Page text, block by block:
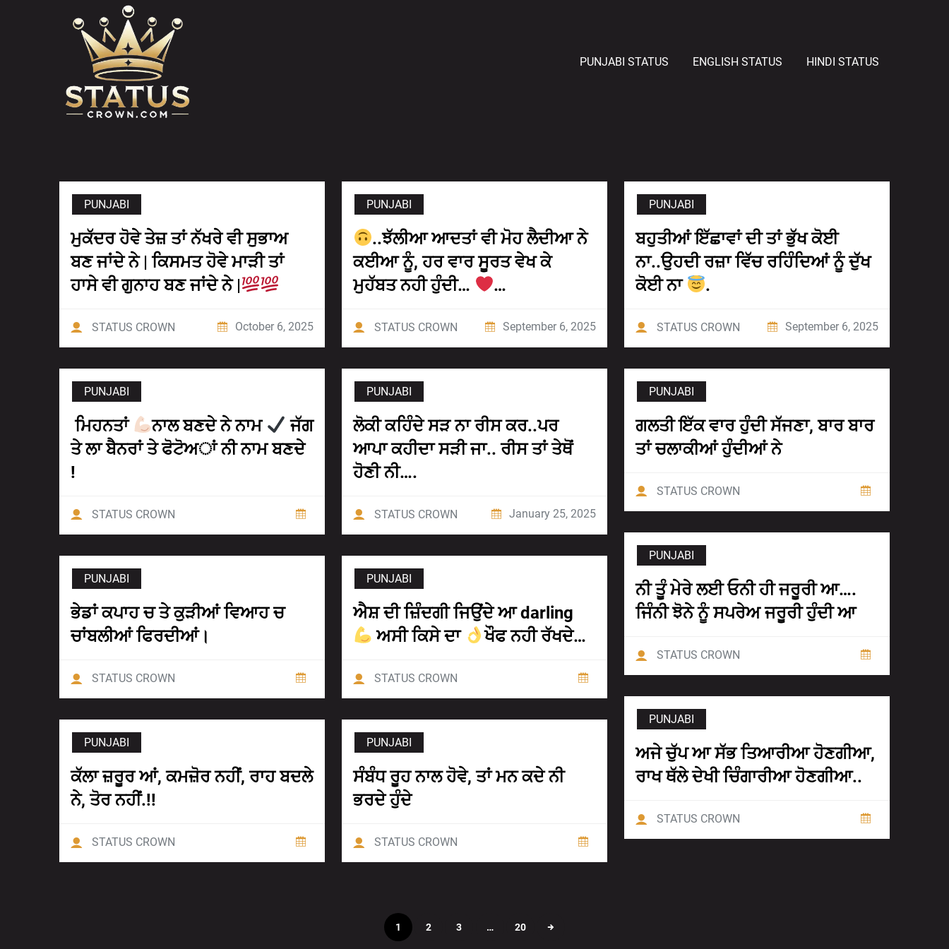
PUNJABI STATUS
ENGLISH STATUS HINDI STATUS
PUNJABI
ਮੁਕੱਦਰ ਹੋਵੇ ਤੇਜ਼ ਤਾਂ ਨੱਖਰੇ ਵੀ ਸੁਭਾਅ
ਬਣ ਜਾਂਦੇ ਨੇ | ਕਿਸਮਤ ਹੋਵੇ ਮਾੜੀ ਤਾਂ
ਹਾਸੇ ਵੀ ਗੁਨਾਹ ਬਣ ਜਾਂਦੇ ਨੇ |
STATUS CROWN October 6, 2025
PUNJABI
..ਝੱਲੀਆ ਆਦਤਾਂ ਵੀ ਮੋਹ ਲੈਦੀਆ ਨੇ
ਕਈਆ ਨੂੰ, ਹਰ ਵਾਰ ਸੂਰਤ ਵੇਖ ਕੇ
ਮੁਹੱਬਤ ਨਹੀ ਹੁੰਦੀ…
…
STATUS CROWN September 6, 2025
PUNJABI
ਬਹੁਤੀਆਂ ਇੱਛਾਵਾਂ ਦੀ ਤਾਂ ਭੁੱਖ ਕੋਈ
ਨਾ..ਉਹਦੀ ਰਜ਼ਾ ਵਿੱਚ ਰਹਿੰਦਿਆਂ ਨੂੰ ਦੁੱਖ
ਕੋਈ ਨਾ
.
STATUS CROWN September 6, 2025
PUNJABI
ਮਿਹਨਤਾਂ ਨਾਲ ਬਣਦੇ ਨੇ ਨਾਮ
ਜੱਗ
ਤੇ ਲਾ ਬੈਨਰਾਂ ਤੇ ਫੋਟੋਅਾਂ ਨੀ ਨਾਮ ਬਣਦੇ
!
STATUS CROWN
PUNJABI
ਲੋਕੀ ਕਹਿੰਦੇ ਸੜ ਨਾ ਰੀਸ ਕਰ..ਪਰ
ਆਪਾ ਕਹੀਦਾ ਸੜੀ ਜਾ.. ਰੀਸ ਤਾਂ ਤੇਥੋਂ
ਹੋਣੀ ਨੀ….
STATUS CROWN January 25, 2025
PUNJABI
ਗਲਤੀ ਇੱਕ ਵਾਰ ਹੁੰਦੀ ਸੱਜਣਾ, ਬਾਰ ਬਾਰ
ਤਾਂ ਚਲਾਕੀਆਂ ਹੁੰਦੀਆਂ ਨੇ
STATUS CROWN
PUNJABI
ਨੀ ਤੂੰ ਮੇਰੇ ਲਈ ਓਨੀ ਹੀ ਜਰੂਰੀ ਆ….
ਜਿੰਨੀ ਝੋਨੇ ਨੂੰ ਸਪਰੇਅ ਜਰੂਰੀ ਹੁੰਦੀ ਆ
STATUS CROWN
PUNJABI
ਭੇਡਾਂ ਕਪਾਹ ਚ ਤੇ ਕੁੜੀਆਂ ਵਿਆਹ ਚ
ਚਾਂਬਲੀਆਂ ਫਿਰਦੀਆਂ।
STATUS CROWN
PUNJABI
ਐਸ਼ ਦੀ ਜ਼ਿੰਦਗੀ ਜਿਉਂਦੇ ਆ darling
ਅਸੀ ਕਿਸੇ ਦਾ
ਖੌਫ ਨਹੀ ਰੱਖਦੇ…
STATUS CROWN
PUNJABI
ਅਜੇ ਚੁੱਪ ਆ ਸੱਭ ਤਿਆਰੀਆ ਹੋਣਗੀਆ,
ਰਾਖ ਥੱਲੇ ਦੇਖੀ ਚਿੰਗਾਰੀਆ ਹੋਣਗੀਆ..
STATUS CROWN
PUNJABI
ਕੱਲਾ ਜ਼ਰੂਰ ਆਂ, ਕਮਜ਼ੋਰ ਨਹੀਂ, ਰਾਹ ਬਦਲੇ
ਨੇ, ਤੋਰ ਨਹੀਂ.!!
STATUS CROWN
PUNJABI
ਸੰਬੰਧ ਰੂਹ ਨਾਲ ਹੋਵੇ, ਤਾਂ ਮਨ ਕਦੇ ਨੀ
ਭਰਦੇ ਹੁੰਦੇ
STATUS CROWN
1 2 3 … 20